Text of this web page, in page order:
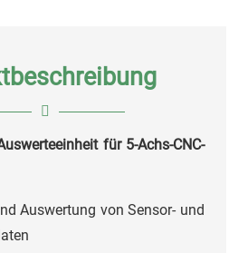
für 5-Achs-CNC-
Auswertung von Sensor- und